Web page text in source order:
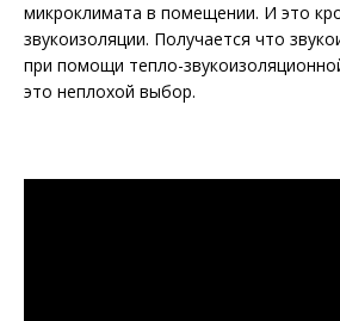
микроклимата в помещении. И это
звукоизоляции. Получается что
при помощи тепло-
это неплохой выбор.